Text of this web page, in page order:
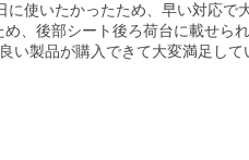
使いたかったため、早い対応で
、後部シート後ろ荷台に載せら
い製品が購入できて大変満足し